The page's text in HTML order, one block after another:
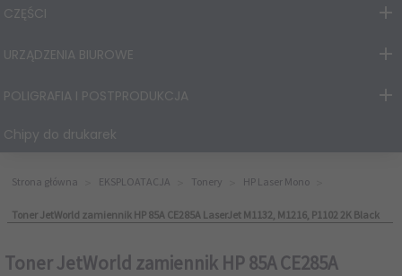
CZĘŚCI
URZĄDZENIA BIUROWE
POLIGRAFIA I POSTPRODUKCJA
Chipy do drukarek
Strona główna EKSPLOATACJA Tonery HP Laser Mono
Toner JetWorld zamiennik HP 85A CE285A LaserJet M1132, M1216, P1102 2K Black
Toner JetWorld zamiennik HP 85A CE285A